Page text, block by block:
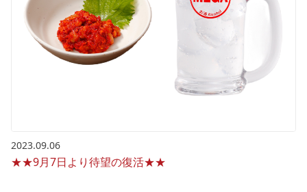
2023.09.06
★★9月7日より待望の復活★★